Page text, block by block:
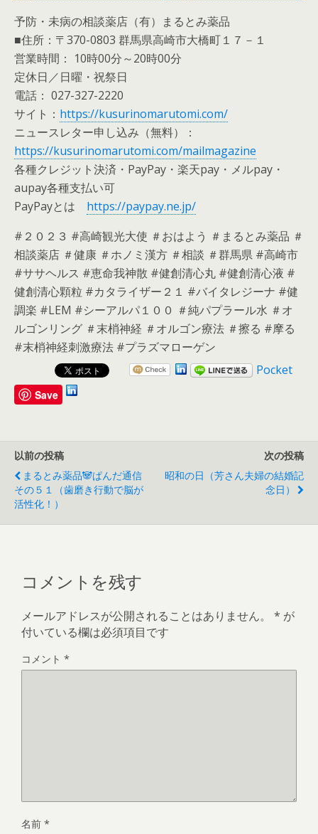
予防・未病の相談薬店（有）まるとみ薬品
■住所：〒370-0803 群馬県高崎市大橋町１７－１
営業時間： 10時00分～20時00分
定休日／日曜・祝祭日
電話： 027-327-2220
サイト： https://kusurinomarutomi.com/
ニュースレター申し込み（無料）：
https://kusurinomarutomi.com/mailmagazine
各種クレジット決済・PayPay・楽天pay・メルpay・
aupay各種支払い可
PayPayとは https://paypay.ne.jp/
#２０２３ #高崎観光大使 ＃おはよう ＃まるとみ薬品 ＃
相談薬店 ＃健康 ＃ホノミ漢方 ＃相談 ＃群馬県 #高崎市
#ササヘルス #恵命我神散 #健創清心丸 #健創清心液 #
健創清心顆粒 #カタライザー２１ #バイタレジーナ #健
調楽 #LEM #シーアルパ１００ ＃純パプラール水 ＃オ
ルゴンリング ＃末梢神経 ＃オルゴン療法 ＃擦る #摩る
#末梢神経刺激療法 #プラズマローゲン
Pocket
Save
以前の投稿
まるとみ薬品🐼ぱんだ通信
その５１（歯磨き行動で脳が
活性化！）
次の投稿
昭和の日（芳さん夫婦の結婚記
念日）
コメントを残す
メールアドレスが公開されることはありません。 * が
付いている欄は必須項目です
コメント *
名前 *